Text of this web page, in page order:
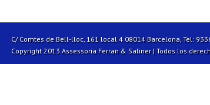
C/ Comtes de Bell-lloc, 161 local 4 08014 Barcelona, Tel:
Copyright 2013 Assessoria Ferran & Saliner | Todos los